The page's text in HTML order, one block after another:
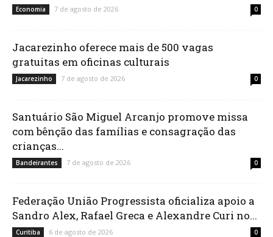
Economia 7 de agosto de 2026 0
Jacarezinho oferece mais de 500 vagas
gratuitas em oficinas culturais
Jacarezinho 7 de agosto de 2026 0
Santuário São Miguel Arcanjo promove missa
com bênção das famílias e consagração das
crianças...
Bandeirantes 7 de agosto de 2026 0
Federação União Progressista oficializa apoio a
Sandro Alex, Rafael Greca e Alexandre Curi no...
Curitiba 6 de agosto de 2026 0